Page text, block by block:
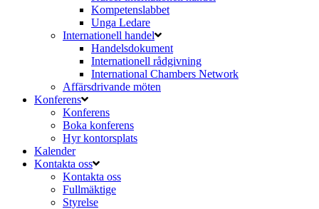
Kompetenslabbet
Unga Ledare
Internationell handel
Handelsdokument
Internationell rådgivning
International Chambers Network
Affärsdrivande möten
Konferens
Konferens
Boka konferens
Hyr kontorsplats
Kalender
Kontakta oss
Kontakta oss
Fullmäktige
Styrelse